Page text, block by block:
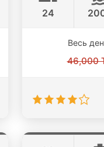
24
Весь
46,000